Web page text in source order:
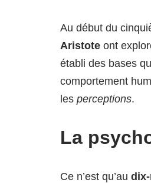
Au début du
Aristote ont
établi des bases
comportement
les perceptions.
La
Ce n’est qu’au